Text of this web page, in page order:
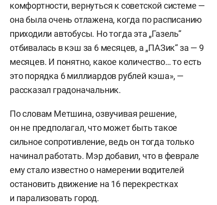
комфортности, вернуться к советской системе —
она была очень отлажена, когда по расписанию
приходили автобусы. Но тогда эта „Газель“
отбивалась в кэш за 6 месяцев, а „ПАЗик“ за — 9
месяцев. И понятно, какое количество… то есть
это порядка 6 миллиардов рублей кэша», —
рассказал градоначальник.
По словам Метшина, озвучивая решение,
он не предполагал, что может быть такое
сильное сопротивление, ведь он тогда только
начинал работать. Мэр добавил, что в феврале
ему стало известно о намерении водителей
остановить движение на 16 перекрестках
и парализовать город.